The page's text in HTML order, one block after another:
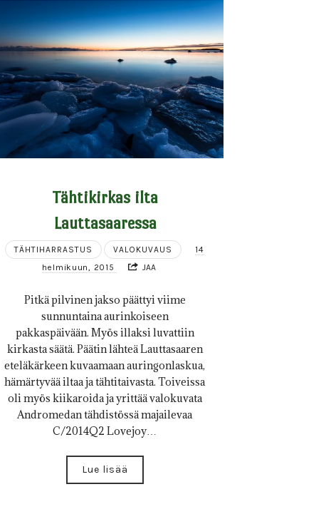
Tähtikirkas ilta
Lauttasaaressa
TÄHTIHARRASTUS VALOKUVAUS
14
helmikuun, 2015
JAA
Pitkä pilvinen jakso päättyi viime
sunnuntaina aurinkoiseen
pakkaspäivään. Myös illaksi luvattiin
kirkasta säätä. Päätin lähteä Lauttasaaren
eteläkärkeen kuvaamaan auringonlaskua,
hämärtyvää iltaa ja tähtitaivasta. Toiveissa
oli myös kiikaroida ja yrittää valokuvata
Andromedan tähdistössä majailevaa
C/2014Q2 Lovejoy…
Lue lisää